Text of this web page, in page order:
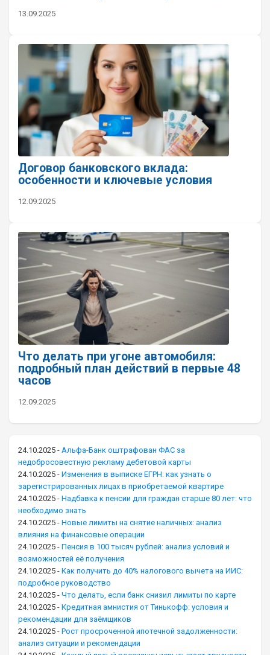
13.09.2025
Договор банковского вклада:
особенности и ключевые условия
12.09.2025
Что делать при угоне автомобиля:
подробный план действий в первые 48
часов
12.09.2025
24.10.2025 - Альфа-Банк оштрафован ФАС за
недобросовестную рекламу дебетовой карты
24.10.2025 - Изменения в выписке ЕГРН: как узнать о
зарегистрированных лицах в приобретаемой квартире
24.10.2025 - Надбавка к пенсии для граждан старше 80 лет: что
необходимо знать
24.10.2025 - Новые лимиты на снятие наличных: анализ
влияния на финансовые операции
24.10.2025 - Пенсия в 100 тысяч рублей: анализ условий и
возможностей её получения
24.10.2025 - Как получить до 40% налогового вычета на ИИС:
подробное руководство
24.10.2025 - Что делать, если банк снизил лимиты по карте
24.10.2025 - Кредитная амнистия от Тинькофф: условия и
рекомендации для заёмщиков
24.10.2025 - Рост просроченной ипотечной задолженности:
анализ ситуации и рекомендации